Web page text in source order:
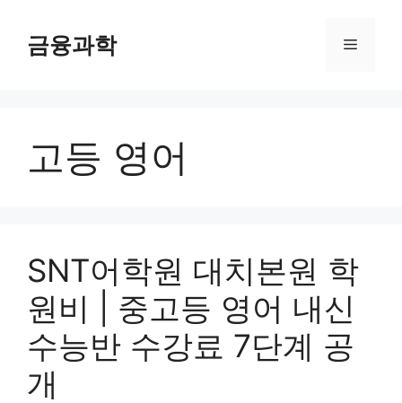
금융과학 메
고등 영어
SNT어학원 대치본원 학
원비 | 중고등 영어 내신
수능반 수강료 7단계 공
개